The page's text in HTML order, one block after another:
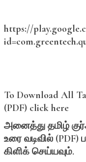
https://
To Download All
(PDF) click here
அனைத்து தமிழ்
உரைவடிவில் (PDF)
கிளிக் செய்யவும்.